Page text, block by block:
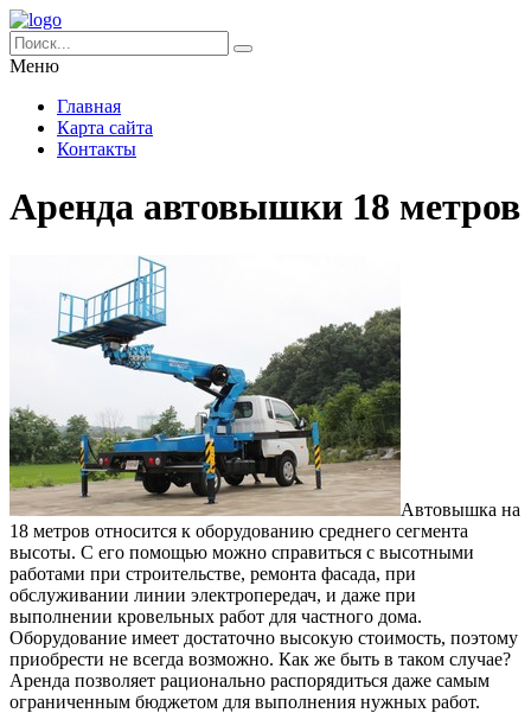
Меню
Главная
Карта сайта
Контакты
Аренда автовышки 18 метров
Автовышка на
18 метров относится к оборудованию среднего сегмента
высоты. С его помощью можно справиться с высотными
работами при строительстве, ремонта фасада, при
обслуживании линии электропередач, и даже при
выполнении кровельных работ для частного дома.
Оборудование имеет достаточно высокую стоимость, поэтому
приобрести не всегда возможно. Как же быть в таком случае?
Аренда позволяет рационально распорядиться даже самым
ограниченным бюджетом для выполнения нужных работ.